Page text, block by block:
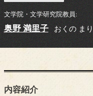
文学院・文学研究院教員:
奥野 満里子 おくの ま
内容紹介